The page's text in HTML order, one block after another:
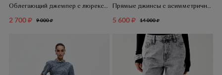
Облегающий джемпер с люрексом
2 700 9 000
Прямые джинсы с асимметричным поясом
5 600 14 000